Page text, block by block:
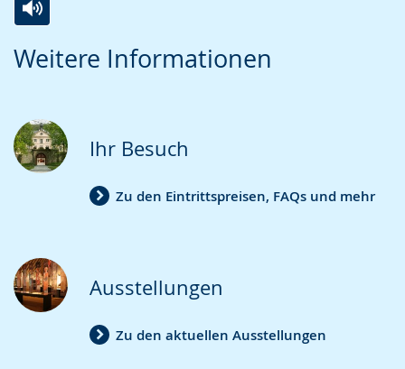
Weitere Informationen
Leichten
wechseln.
Audio-
Video
Deutscher
Gebärdensprache
wird
Ihr Besuch
Zu den Eintrittspreisen, FAQs und mehr
Ausstellungen
Zu den aktuellen Ausstellungen